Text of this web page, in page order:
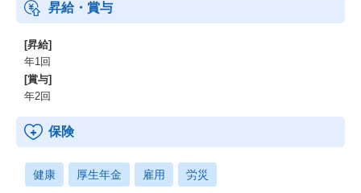
昇給・賞与
[昇給]
年1回
[賞与]
年2回
保険
健康 厚生年金 雇用 労災